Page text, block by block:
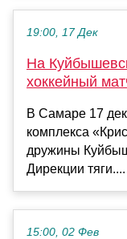
19:00, 17 Дек
На
хоккейный
В Самаре 17
комплекса
дружины
Дирекции тяги....
15:00, 02 Фев